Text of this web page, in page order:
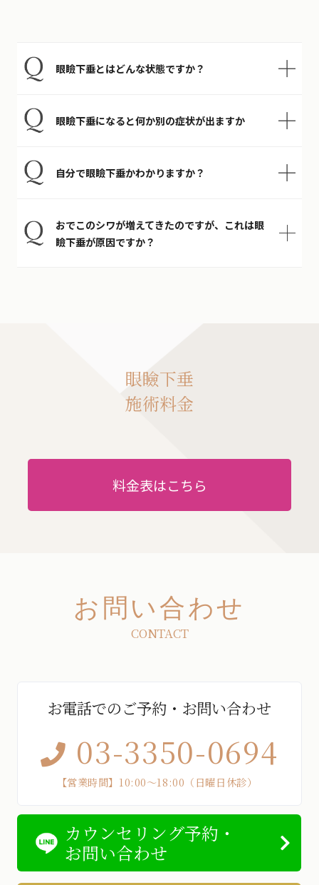
眼瞼下垂とはどんな状態ですか？
眼瞼下垂になると何か別の症状が出ますか
自分で眼瞼下垂かわかりますか？
おでこのシワが増えてきたのですが、これは眼
瞼下垂が原因ですか？
眼瞼下垂
施術料金
料金表はこちら
お問い合わせ
CONTACT
お電話でのご予約・お問い合わせ
03-3350-0694
【営業時間】10:00～18:00（日曜日休診）
カウンセリング予約・
お問い合わせ